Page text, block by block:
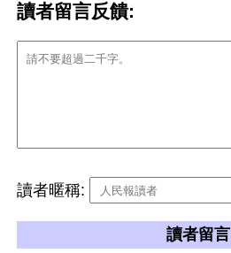
讀者留言反饋:
讀者暱稱:
讀者留言